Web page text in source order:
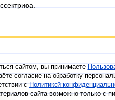
са.
сайтом, вы принимаете
согласие на обработку
сПолитикой
сайта возможно только с